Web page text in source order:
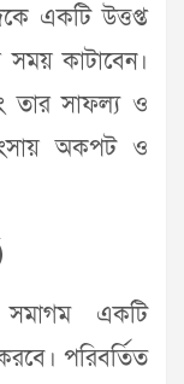
একটি ‍উত্তপ্ত
সময় কাটাবেন।
তার সাফল্য ও
অকপট ও
সমাগম একটি
পরিবর্তিত